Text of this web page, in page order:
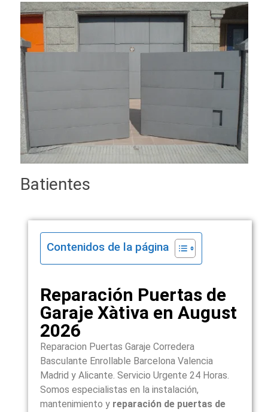
Batientes
Contenidos de la página
Reparación Puertas de
Garaje Xàtiva en August
2026
Reparacion Puertas Garaje Corredera
Basculante Enrollable Barcelona Valencia
Madrid y Alicante. Servicio Urgente 24 Horas.
Somos especialistas en la instalación,
mantenimiento y reparación de puertas de